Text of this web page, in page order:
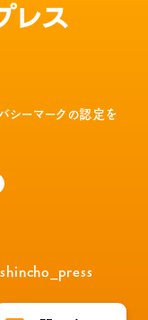
シーマークの認定を